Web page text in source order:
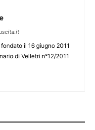
il 16 giugno 2011
di Velletri n°12/2011